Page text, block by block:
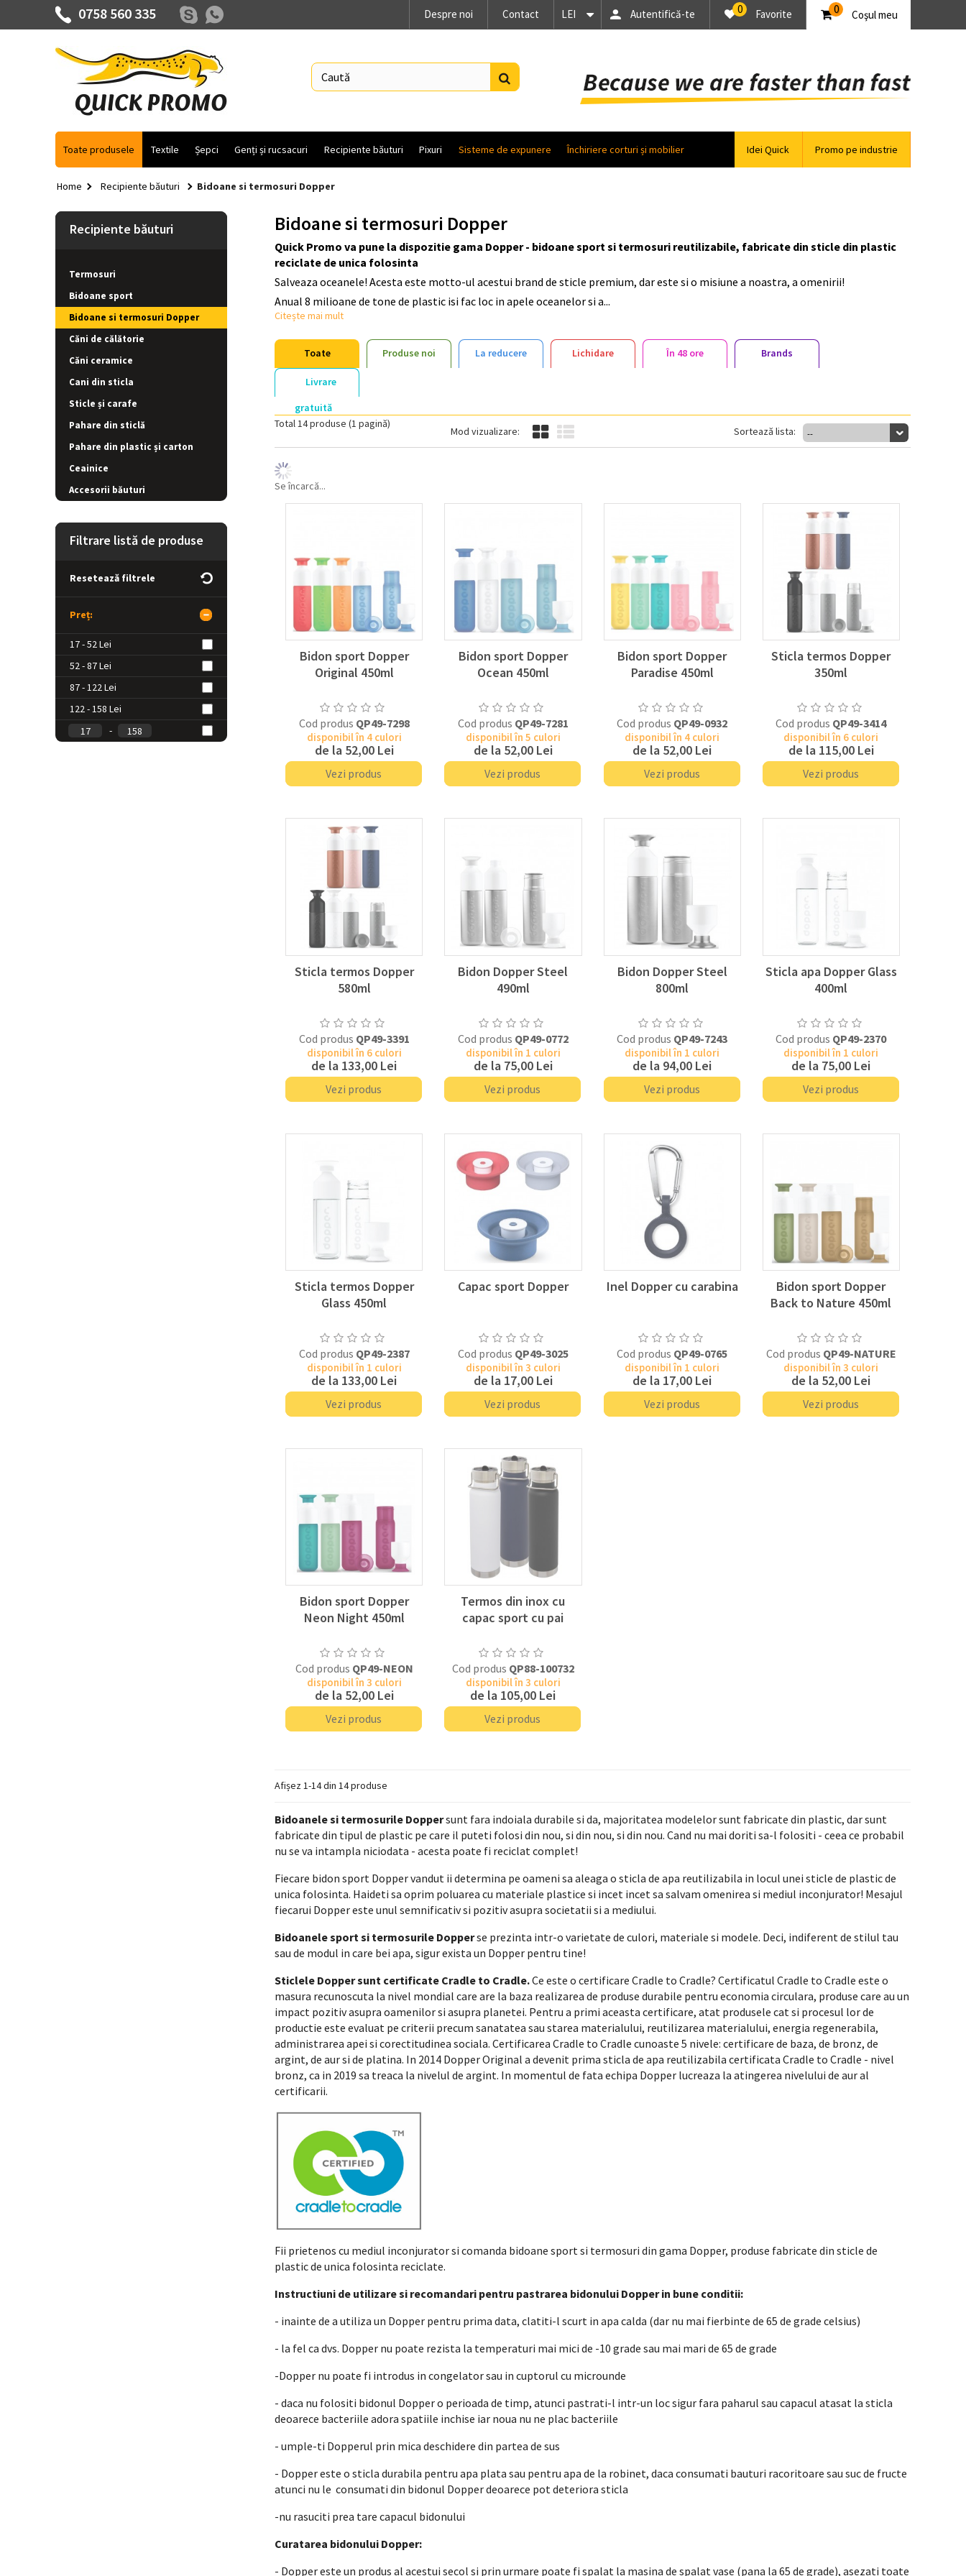
Coşul meu
0
0 Favorite
Autentifică-te
LEI
Contact
Despre noi
0758 560 335
Toate produsele Textile Șepci Genți și rucsacuri Recipiente băuturi Pixuri Sisteme de expunere Promo pe industrie
Idei Quick
Închiriere corturi și mobilier
Home Recipiente băuturi Bidoane si termosuri Dopper
Recipiente băuturi
Termosuri
Bidoane sport
Bidoane si termosuri Dopper
Căni de călătorie
Căni ceramice
Cani din sticla
Sticle și carafe
Pahare din sticlă
Pahare din plastic și carton
Ceainice
Accesorii băuturi
Filtrare listă de produse
Resetează filtrele
Preț:
17 - 52 Lei
52 - 87 Lei
87 - 122 Lei
122 - 158 Lei
-
Bidoane si termosuri Dopper
Quick Promo va pune la dispozitie gama Dopper - bidoane sport si termosuri reutilizabile, fabricate din sticle din plastic
reciclate de unica folosinta
Salveaza oceanele! Acesta este motto-ul acestui brand de sticle premium, dar este si o misiune a noastra, a omenirii!
Anual 8 milioane de tone de plastic isi fac loc in apele oceanelor si a...
Citește mai mult
Toate Produse noi La reducere Lichidare În 48 ore Brands
Livrare
gratuită
Total 14 produse (1 pagină)
Mod vizualizare: Sortează lista:
Se încarcă...
Bidon sport Dopper
Original 450ml
Cod produs QP49-7298
disponibil în 4 culori
de la 52,00 Lei
Vezi produs
Bidon sport Dopper
Ocean 450ml
Cod produs QP49-7281
disponibil în 5 culori
de la 52,00 Lei
Vezi produs
Bidon sport Dopper
Paradise 450ml
Cod produs QP49-0932
disponibil în 4 culori
de la 52,00 Lei
Vezi produs
Sticla termos Dopper
350ml
Cod produs QP49-3414
disponibil în 6 culori
de la 115,00 Lei
Vezi produs
Sticla termos Dopper
580ml
Cod produs QP49-3391
disponibil în 6 culori
de la 133,00 Lei
Vezi produs
Bidon Dopper Steel
490ml
Cod produs QP49-0772
disponibil în 1 culori
de la 75,00 Lei
Vezi produs
Bidon Dopper Steel
800ml
Cod produs QP49-7243
disponibil în 1 culori
de la 94,00 Lei
Vezi produs
Sticla apa Dopper Glass
400ml
Cod produs QP49-2370
disponibil în 1 culori
de la 75,00 Lei
Vezi produs
Sticla termos Dopper
Glass 450ml
Cod produs QP49-2387
disponibil în 1 culori
de la 133,00 Lei
Vezi produs
Capac sport Dopper
Cod produs QP49-3025
disponibil în 3 culori
de la 17,00 Lei
Vezi produs
Inel Dopper cu carabina
Cod produs QP49-0765
disponibil în 1 culori
de la 17,00 Lei
Vezi produs
Bidon sport Dopper
Back to Nature 450ml
Cod produs QP49-NATURE
disponibil în 3 culori
de la 52,00 Lei
Vezi produs
Bidon sport Dopper
Neon Night 450ml
Cod produs QP49-NEON
disponibil în 3 culori
de la 52,00 Lei
Vezi produs
Termos din inox cu
capac sport cu pai
Cod produs QP88-100732
disponibil în 3 culori
de la 105,00 Lei
Vezi produs
Afișez 1-14 din 14 produse
Bidoanele si termosurile Doppersunt fara indoiala durabile si da, majoritatea modelelor sunt fabricate din plastic, dar sunt
fabricate din tipul de plastic pe care il puteti folosi din nou, si din nou, si din nou. Cand nu mai doriti sa-l folositi - ceea ce probabil
nu se va intampla niciodata - acesta poate fi reciclat complet!
Fiecare bidon sport Dopper vandut ii determina pe oameni sa aleaga o sticla de apa reutilizabila in locul unei sticle de plastic de
unica folosinta. Haideti sa oprim poluarea cu materiale plastice si incet incet sa salvam omenirea si mediul inconjurator! Mesajul
fiecarui Dopper este unul semnificativ si pozitiv asupra societatii si a mediului.
Bidoanele sport si termosurile Dopperse prezinta intr-o varietate de culori, materiale si modele. Deci, indiferent de stilul tau
sau de modul in care bei apa, sigur exista un Dopper pentru tine!
Sticlele Dopper sunt certificate Cradle to Cradle.Ce este o certificare Cradle to Cradle? Certificatul Cradle to Cradle este o
masura recunoscuta la nivel mondial care are la baza realizarea de produse durabile pentru economia circulara, produse care au un
impact pozitiv asupra oamenilor si asupra planetei. Pentru a primi aceasta certificare, atat produsele cat si procesul lor de
productie este evaluat pe criterii precum sanatatea sau starea materialului, reutilizarea materialului, energia regenerabila,
administrarea apei si corectitudinea sociala. Certificarea Cradle to Cradle cunoaste 5 nivele: certificare de baza, de bronz, de
argint, de aur si de platina. In 2014 Dopper Original a devenit prima sticla de apa reutilizabila certificata Cradle to Cradle - nivel
bronz, ca in 2019 sa treaca la nivelul de argint. In momentul de fata echipa Dopper lucreaza la atingerea nivelului de aur al
certificarii.
Fii prietenos cu mediul inconjurator si comanda bidoane sport si termosuri din gama Dopper, produse fabricate din sticle de
plastic de unica folosinta reciclate.
Instructiuni de utilizare si recomandari pentru pastrarea bidonului Dopper in bune conditii:
- inainte de a utiliza un Dopper pentru prima data, clatiti-l scurt in apa calda (dar nu mai fierbinte de 65 de grade celsius)
- la fel ca dvs. Dopper nu poate rezista la temperaturi mai mici de -10 grade sau mai mari de 65 de grade
-Dopper nu poate fi introdus in congelator sau in cuptorul cu microunde
- daca nu folositi bidonul Dopper o perioada de timp, atunci pastrati-l intr-un loc sigur fara paharul sau capacul atasat la sticla
deoarece bacteriile adora spatiile inchise iar noua nu ne plac bacteriile
- umple-ti Dopperul prin mica deschidere din partea de sus
- Dopper este o sticla durabila pentru apa plata sau pentru apa de la robinet, daca consumati bauturi racoritoare sau suc de fructe
atunci nu le consumati din bidonul Dopper deoarece pot deteriora sticla
-nu rasuciti prea tare capacul bidonului
Curatarea bidonului Dopper:
- Dopper este un produs al acestui secol si prin urmare poate fi spalat la masina de spalat vase (pana la 65 de grade), asezati toate